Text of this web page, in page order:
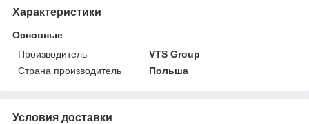
Характеристики
Основные
Производитель
VTS Group
Страна производитель
Польша
Условия доставки